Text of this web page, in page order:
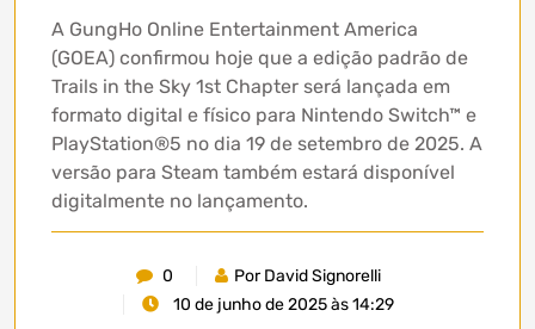
A GungHo Online Entertainment America
(GOEA) confirmou hoje que a edição padrão de
Trails in the Sky 1st Chapter será lançada em
formato digital e físico para Nintendo Switch™ e
PlayStation®5 no dia 19 de setembro de 2025. A
versão para Steam também estará disponível
digitalmente no lançamento.
0
Por David Signorelli
10 de junho de 2025 às 14:29